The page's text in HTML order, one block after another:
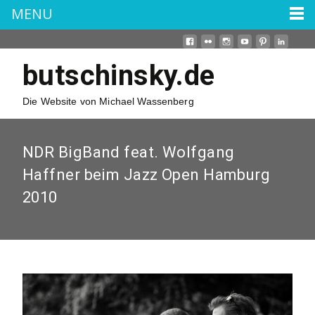
butschinsky.de
Die Website von Michael Wassenberg
NDR BigBand feat. Wolfgang
Haffner beim Jazz Open Hamburg
2010
MENU